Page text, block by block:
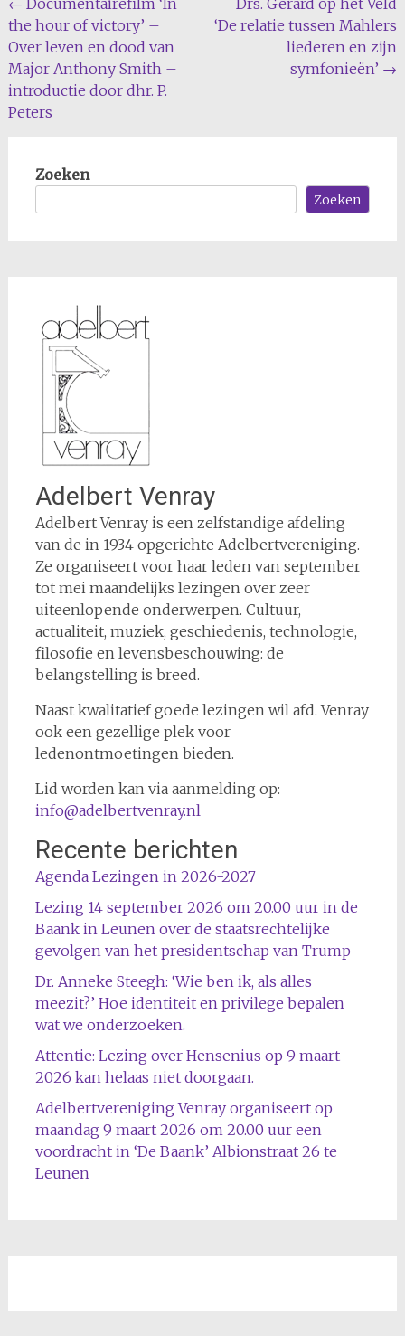
Bericht
navigatie
← Documentairefilm ‘In
the hour of victory’ –
Over leven en dood van
Major Anthony Smith –
introductie door dhr. P.
Peters
Drs. Gerard op het Veld
‘De relatie tussen Mahlers
liederen en zijn
symfonieën’ →
Zoeken
Zoeken
Adelbert Venray
Adelbert Venray is een zelfstandige afdeling
van de in 1934 opgerichte Adelbertvereniging.
Ze organiseert voor haar leden van september
tot mei maandelijks lezingen over zeer
uiteenlopende onderwerpen. Cultuur,
actualiteit, muziek, geschiedenis, technologie,
filosofie en levensbeschouwing: de
belangstelling is breed.
Naast kwalitatief goede lezingen wil afd. Venray
ook een gezellige plek voor
ledenontmoetingen bieden.
Lid worden kan via aanmelding op:
info@adelbertvenray.nl
Recente berichten
Agenda Lezingen in 2026-2027
Lezing 14 september 2026 om 20.00 uur in de
Baank in Leunen over de staatsrechtelijke
gevolgen van het presidentschap van Trump
Dr. Anneke Steegh: ‘Wie ben ik, als alles
meezit?’ Hoe identiteit en privilege bepalen
wat we onderzoeken.
Attentie: Lezing over Hensenius op 9 maart
2026 kan helaas niet doorgaan.
Adelbertvereniging Venray organiseert op
maandag 9 maart 2026 om 20.00 uur een
voordracht in ‘De Baank’ Albionstraat 26 te
Leunen